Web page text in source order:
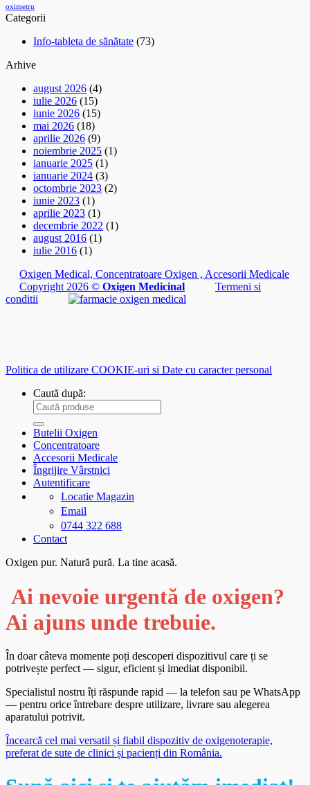
oximetru
Categorii
Info-tableta de sănătate (73)
Arhive
august 2026 (4)
iulie 2026 (15)
iunie 2026 (15)
mai 2026 (18)
aprilie 2026 (9)
noiembrie 2025 (1)
ianuarie 2025 (1)
ianuarie 2024 (3)
octombrie 2023 (2)
iunie 2023 (1)
aprilie 2023 (1)
decembrie 2022 (1)
august 2016 (1)
iulie 2016 (1)
Oxigen Medical, Concentratoare Oxigen , Accesorii Medicale
Copyright 2026 © Oxigen Medicinal
Termeni si
conditii
Politica de utilizare COOKIE-uri si Date cu caracter personal
Caută după:
Butelii Oxigen
Concentratoare
Accesorii Medicale
Îngrijire Vârstnici
Autentificare
Locatie Magazin
Email
0744 322 688
Contact
Oxigen pur. Natură pură. La tine acasă.
Ai nevoie urgentă de oxigen?
Ai ajuns unde trebuie.
În doar câteva momente poți descoperi dispozitivul care ți se
potrivește perfect — sigur, eficient și imediat disponibil.
Specialistul nostru îți răspunde rapid — la telefon sau pe WhatsApp
— pentru orice întrebare despre utilizare, livrare sau alegerea
aparatului potrivit.
Încearcă cel mai versatil și fiabil dispozitiv de oxigenoterapie,
preferat de sute de clinici și pacienți din România.